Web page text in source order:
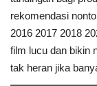
rekomendasi
2016 2017 2018
film lucu dan bikin
tak heran jika